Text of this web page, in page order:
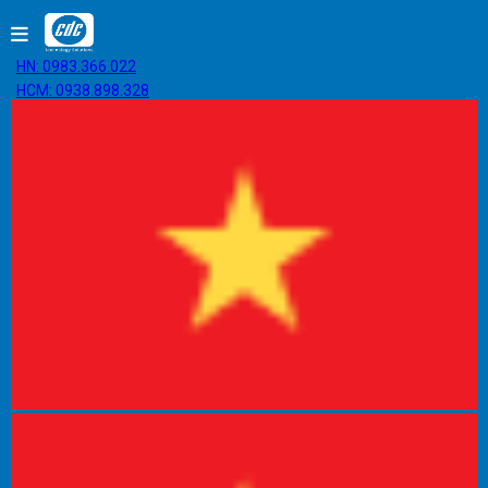
HN: 0983.366.022
HCM: 0938.898.328